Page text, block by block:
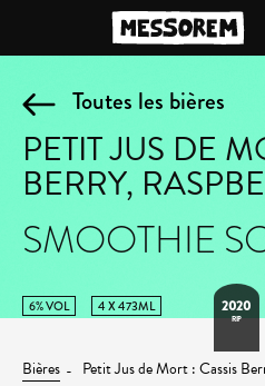
Toutes les bières
PETIT JUS DE
BERRY,
SMOOTHIE
6% VOL 4 X 473ML 2020
RIP
Bières Petit Jus de Mort : Cassis